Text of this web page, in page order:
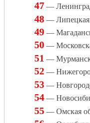
47 —
48 — Липецкая
49 —
50 —
51 —
52 —
53 —
54 —
55 — Омская